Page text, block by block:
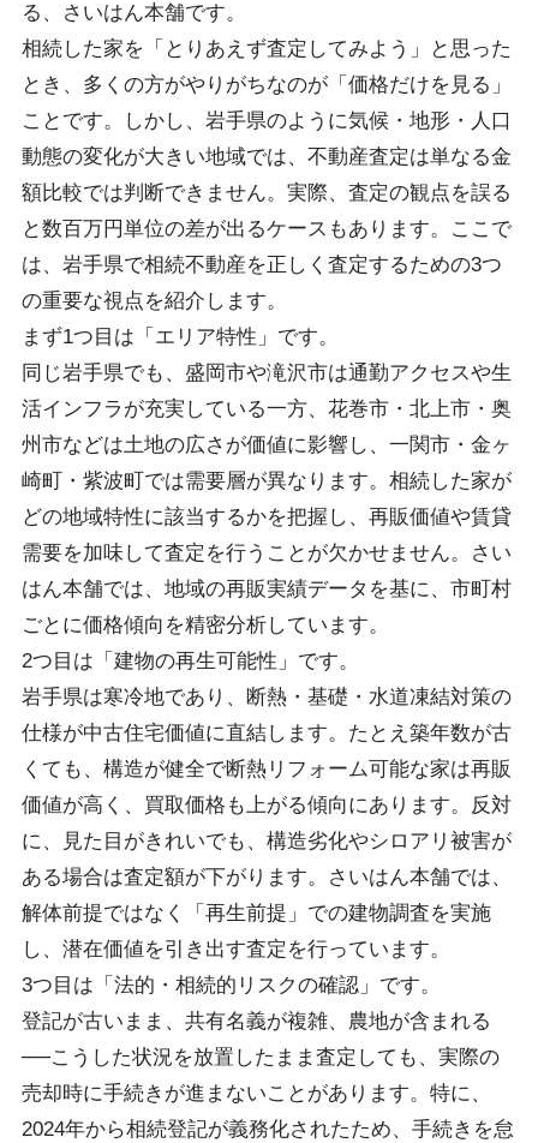
る、さいはん本舗です。
相続した家を「とりあえず査定してみよう」と思った
とき、多くの方がやりがちなのが「価格だけを見る」
ことです。しかし、岩手県のように気候・地形・人口
動態の変化が大きい地域では、不動産査定は単なる金
額比較では判断できません。実際、査定の観点を誤る
と数百万円単位の差が出るケースもあります。ここで
は、岩手県で相続不動産を正しく査定するための3つ
の重要な視点を紹介します。
まず1つ目は「エリア特性」です。
同じ岩手県でも、盛岡市や滝沢市は通勤アクセスや生
活インフラが充実している一方、花巻市・北上市・奥
州市などは土地の広さが価値に影響し、一関市・金ヶ
崎町・紫波町では需要層が異なります。相続した家が
どの地域特性に該当するかを把握し、再販価値や賃貸
需要を加味して査定を行うことが欠かせません。さい
はん本舗では、地域の再販実績データを基に、市町村
ごとに価格傾向を精密分析しています。
2つ目は「建物の再生可能性」です。
岩手県は寒冷地であり、断熱・基礎・水道凍結対策の
仕様が中古住宅価値に直結します。たとえ築年数が古
くても、構造が健全で断熱リフォーム可能な家は再販
価値が高く、買取価格も上がる傾向にあります。反対
に、見た目がきれいでも、構造劣化やシロアリ被害が
ある場合は査定額が下がります。さいはん本舗では、
解体前提ではなく「再生前提」での建物調査を実施
し、潜在価値を引き出す査定を行っています。
3つ目は「法的・相続的リスクの確認」です。
登記が古いまま、共有名義が複雑、農地が含まれる
──こうした状況を放置したまま査定しても、実際の
売却時に手続きが進まないことがあります。特に、
2024年から相続登記が義務化されたため、手続きを怠